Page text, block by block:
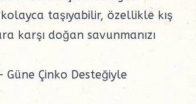
taşıyabilir, özellikle kış
karşı doğan savunmanızı
Güne Çinko Desteğiyle